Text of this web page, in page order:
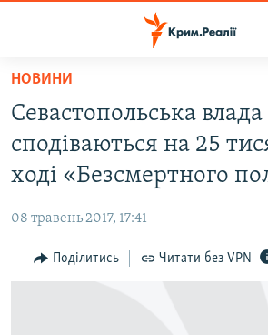
Перейти
основного
матеріалу
Перейти
до
основної
навігації
Перейти
до
ВІДЕО ТА ФОТО
БЛОГИ
ПОГЛЯД
НОВИНИ
Севастопольська влада
сподіваються на 25
ході «Безсмертного
08 травень 2017, 17:41
Поділитись Читати без VPN